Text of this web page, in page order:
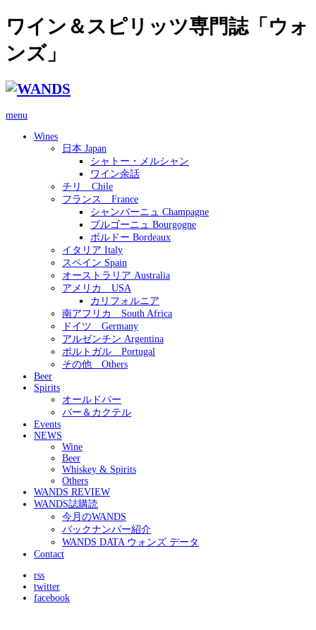
ワイン＆スピリッツ専門誌「ウォ
ンズ」
menu
Wines
日本 Japan
シャトー・メルシャン
ワイン余話
チリ Chile
フランス France
シャンパーニュ Champagne
ブルゴーニュ Bourgogne
ボルドー Bordeaux
イタリア Italy
スペイン Spain
オーストラリア Australia
アメリカ USA
カリフォルニア
南アフリカ South Africa
ドイツ Germany
アルゼンチン Argentina
ポルトガル Portugal
その他 Others
Beer
Spirits
オールドパー
バー＆カクテル
Events
NEWS
Wine
Beer
Whiskey & Spirits
Others
WANDS REVIEW
WANDS誌購読
今月のWANDS
バックナンバー紹介
WANDS DATA ウォンズ データ
Contact
rss
twitter
facebook